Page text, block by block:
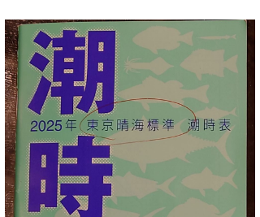
Naoya Kimoto
mitsuteru Kamio
Yasunari Inoue
Yoshiyuki Obata
arukasvision
DELTA FORCE SURF
メディア
SURFMEDIA
Colors MAGAZINE
WAVAL
波伝説アンバサダー/プロライダー
福島寿実子
中浦“JET”章
嵯峨明日香
進士剛光
波伝説スタッフ
☆加藤
+☆maki☆+
Aichan
波伝説